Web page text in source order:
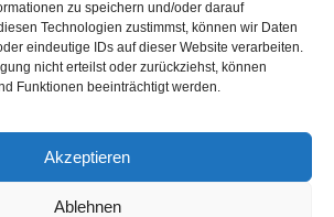
zu speichern und/oder darauf
Technologien zustimmst, können wir Daten
eindeutige IDs auf dieser Website verarbeiten.
nicht erteilst oder zurückziehst, können
Funktionen beeinträchtigt werden.
Akzeptieren
Ablehnen